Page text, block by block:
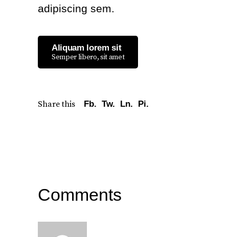
adipiscing sem.
Aliquam lorem sit
Semper libero, sit amet
Share this Fb. Tw. Ln. Pi.
Comments